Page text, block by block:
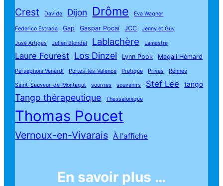
Crest Davide Dijon Drôme Eva Wagner
Federico Estrada Gap Gaspar Pocaï JCC Jenny et Guy
José Artigas Julien Blondel Lablachère Lamastre
Laure Fourest Los Dinzel Lynn Pook Magali Hémard
Persephoni Venardi Portes-lès-Valence Pratique Privas Rennes
Saint-Sauveur-de-Montagut sourires souvenirs Stef Lee tango
Tango thérapeutique Thessalonique
Thomas Poucet
Vernoux-en-Vivarais À l'affiche
En savoir plus …